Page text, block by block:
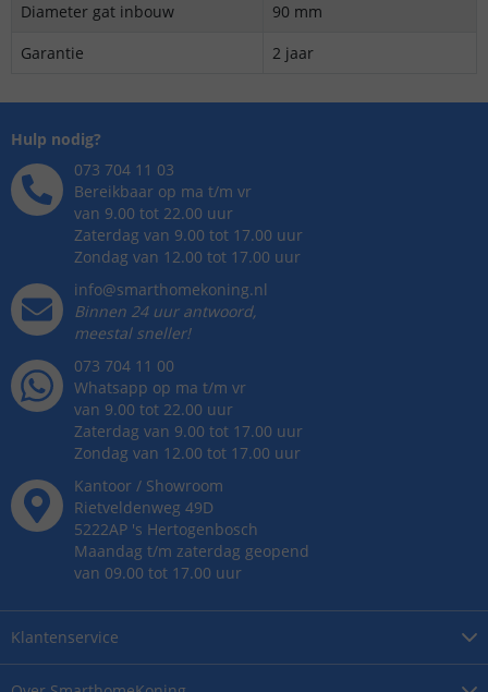
Diameter gat inbouw
90 mm
Garantie
2 jaar
Klantenservice
Hulp nodig?
073 704 11 03
Bereikbaar op ma t/m vr
van 9.00 tot 22.00 uur
Zaterdag van 9.00 tot 17.00 uur
Zondag van 12.00 tot 17.00 uur
info@smarthomekoning.nl
Binnen 24 uur antwoord,
meestal sneller!
073 704 11 00
Whatsapp op ma t/m vr
van 9.00 tot 22.00 uur
Zaterdag van 9.00 tot 17.00 uur
Zondag van 12.00 tot 17.00 uur
Kantoor / Showroom
Rietveldenweg 49D
5222AP 's Hertogenbosch
Maandag t/m zaterdag geopend
van 09.00 tot 17.00 uur